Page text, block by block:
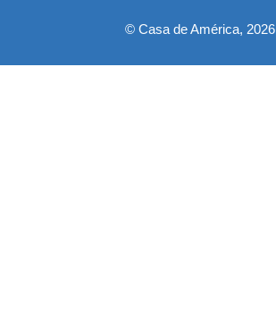
© Casa de América, 2026